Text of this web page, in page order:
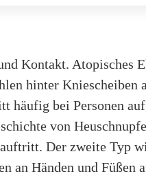
Kontakt. Atopisches
hinter Kniescheiben
häufig bei Personen
von
Der zweite Typ
an Händen und Füßen